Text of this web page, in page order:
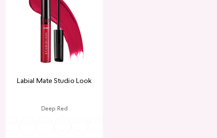
Labial Mate Studio Look
Deep Red